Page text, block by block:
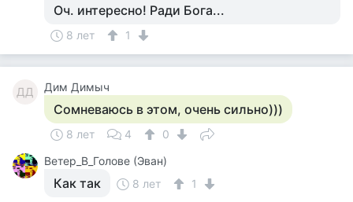
Оч. интересно! Ради Бога...
8 лет 1
ДД Дим Димыч
Сомневаюсь в этом, очень сильно)))
8 лет 4
0
Ветер_В_Голове (Эван)
Как так 8 лет 1